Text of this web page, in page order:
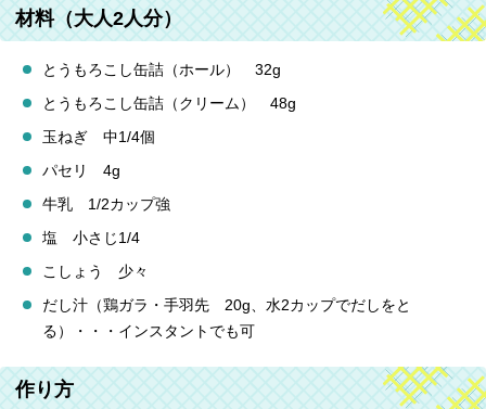
材料（大人2人分）
とうもろこし缶詰（ホール） 32g
とうもろこし缶詰（クリーム） 48g
玉ねぎ 中1/4個
パセリ 4g
牛乳 1/2カップ強
塩 小さじ1/4
こしょう 少々
だし汁（鶏ガラ・手羽先 20g、水2カップでだしをと
る）・・・インスタントでも可
作り方